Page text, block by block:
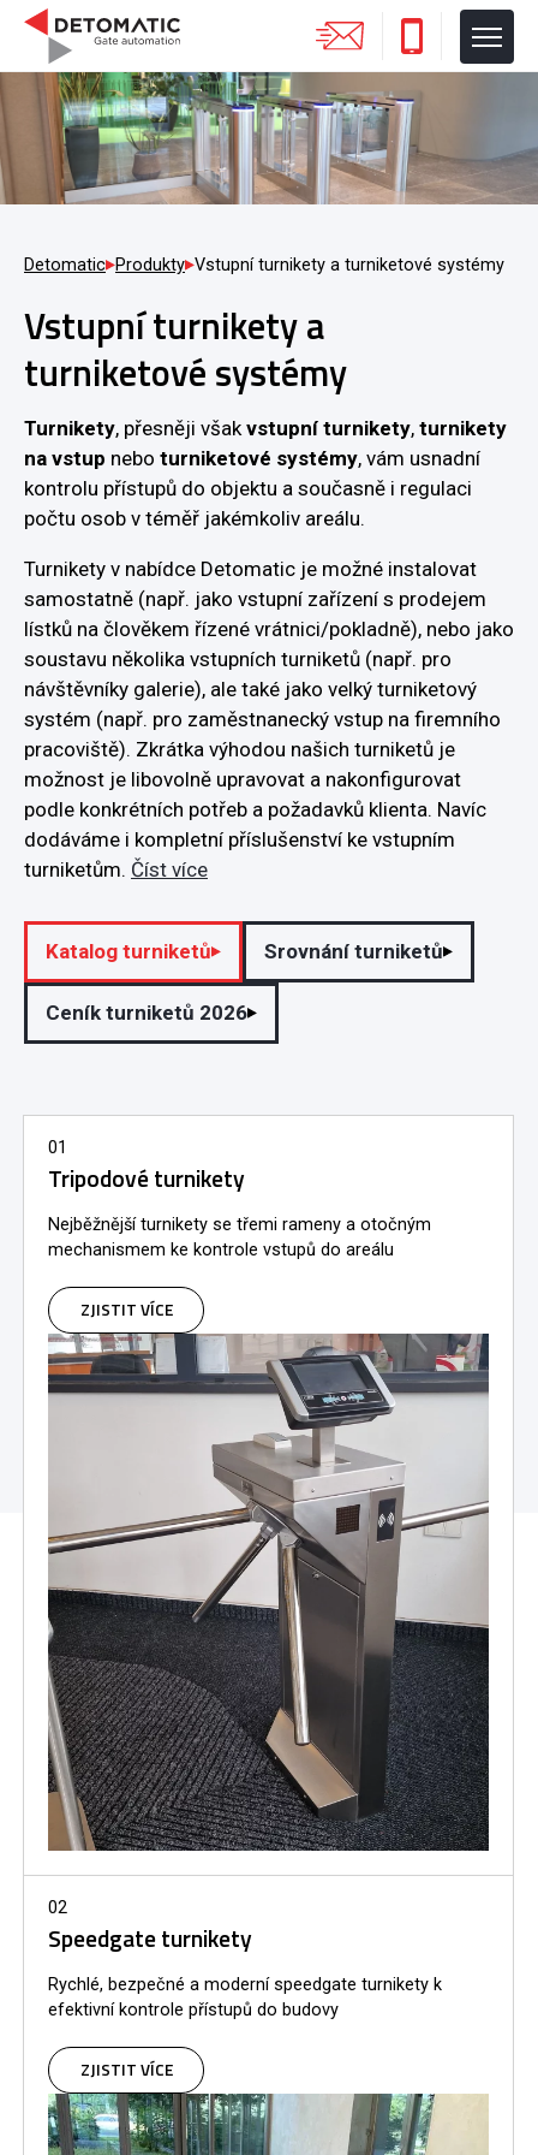
Detomatic Produkty Vstupní turnikety a turniketové systémy
Vstupní turnikety a
turniketové systémy
Turnikety, přesněji však vstupní turnikety, turnikety
na vstup nebo turniketové systémy, vám usnadní
kontrolu přístupů do objektu a současně i regulaci
počtu osob v téměř jakémkoliv areálu.
Turnikety v nabídce Detomatic je možné instalovat
samostatně (např. jako vstupní zařízení s prodejem
lístků na člověkem řízené vrátnici/pokladně), nebo jako
soustavu několika vstupních turniketů (např. pro
návštěvníky galerie), ale také jako velký turniketový
systém (např. pro zaměstnanecký vstup na firemního
pracoviště). Zkrátka výhodou našich turniketů je
možnost je libovolně upravovat a nakonfigurovat
podle konkrétních potřeb a požadavků klienta. Navíc
dodáváme i kompletní příslušenství ke vstupním
turniketům. Číst více
Katalog turniketů Srovnání turniketů
Ceník turniketů 2026
01
Tripodové turnikety
Nejběžnější turnikety se třemi rameny a otočným
mechanismem ke kontrole vstupů do areálu
ZJISTIT VÍCE
02
Speedgate turnikety
Rychlé, bezpečné a moderní speedgate turnikety k
efektivní kontrole přístupů do budovy
ZJISTIT VÍCE